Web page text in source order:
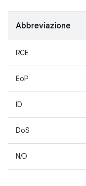
Abbreviazione
RCE
EoP
ID
DoS
N/D